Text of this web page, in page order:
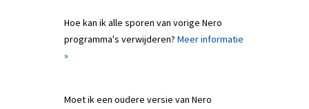
Hoe kan ik alle sporen van vorige Nero
programma's verwijderen? Meer informatie
»
Moet ik een oudere versie van Nero